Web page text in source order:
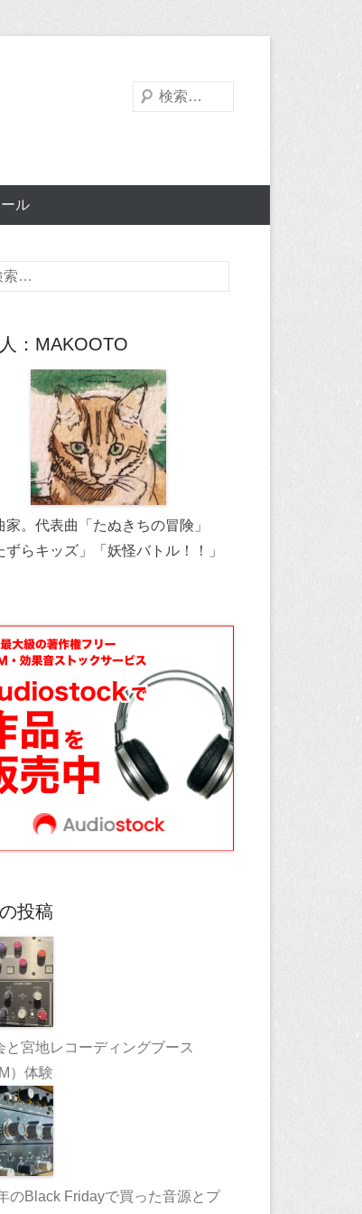
検
索
ル
：MAKOOTO
家。代表曲「たぬきちの冒険」
ずらキッズ」「妖怪バトル！！」
投稿
と宮地レコーディングブース
）体験
のBlack Fridayで買った音源とプ